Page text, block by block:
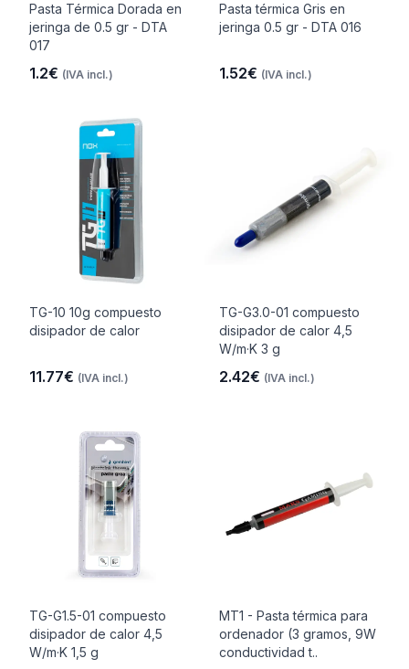
Pasta Térmica Dorada en
jeringa de 0.5 gr - DTA
017
1.2€ (IVA incl.)
Pasta térmica Gris en
jeringa 0.5 gr - DTA 016
1.52€ (IVA incl.)
TG-10 10g compuesto
disipador de calor
11.77€ (IVA incl.)
TG-G3.0-01 compuesto
disipador de calor 4,5
W/m·K 3 g
2.42€ (IVA incl.)
TG-G1.5-01 compuesto
disipador de calor 4,5
W/m·K 1,5 g
MT1 - Pasta térmica para
ordenador (3 gramos, 9W
conductividad t..